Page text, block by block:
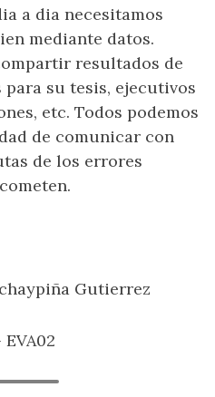
a dia necesitamos
mediante datos.
resultados de
su tesis, ejecutivos
etc. Todos podemos
de comunicar con
de los errores
Gutierrez
EVA02